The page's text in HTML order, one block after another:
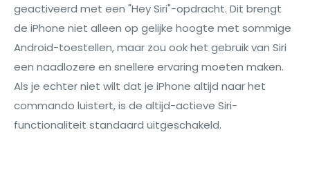
geactiveerd met een "Hey Siri"-opdracht. Dit brengt
de iPhone niet alleen op gelijke hoogte met sommige
Android-toestellen, maar zou ook het gebruik van Siri
een naadlozere en snellere ervaring moeten maken.
Als je echter niet wilt dat je iPhone altijd naar het
commando luistert, is de altijd-actieve Siri-
functionaliteit standaard uitgeschakeld.